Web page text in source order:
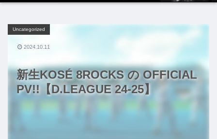
新生KOSÉ 8ROCKS の OFFICIAL
PV!!【D.LEAGUE 24-25】
Uncategorized
2024.10.11